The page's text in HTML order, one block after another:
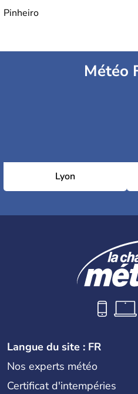
Pinheiro
Météo
Lyon
Langue du site : FR
Nos experts météo
Certificat d'intempéries